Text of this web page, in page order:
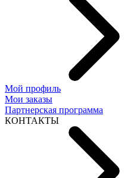
Мой профиль
Мои заказы
Партнерская программа
КОНТАКТЫ